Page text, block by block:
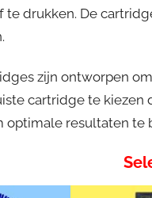
drukken. De
zijn ontworpen
cartridge te
optimale resultaten te